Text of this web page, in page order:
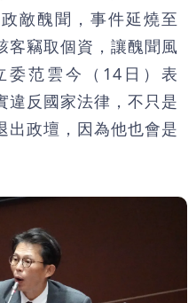
敵醜聞，事件延燒至
客竊取個資，讓醜聞風
委范雲今（14日）表
違反國家法律，不只是
出政壇，因為他也會是